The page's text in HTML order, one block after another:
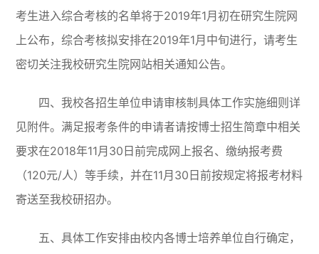
考生进入综合考核的名单将于2019年1月初在研究生院网
上公布，综合考核拟安排在2019年1月中旬进行，请考生
密切关注我校研究生院网站相关通知公告。
四、我校各招生单位申请审核制具体工作实施细则详
见附件。满足报考条件的申请者请按博士招生简章中相关
要求在2018年11月30日前完成网上报名、缴纳报考费
（120元/人）等手续，并在11月30日前按规定将报考材料
寄送至我校研招办。
五、具体工作安排由校内各博士培养单位自行确定，